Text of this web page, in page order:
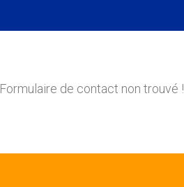
Formulaire de contact non trouvé !